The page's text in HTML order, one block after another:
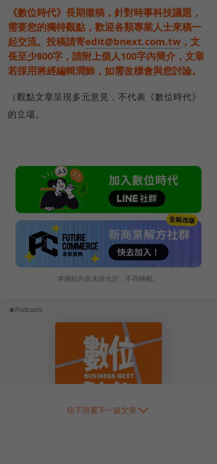
《數位時代》長期徵稿，針對時事科技議題，
需要您的獨特觀點，歡迎各類專業人士來稿一
起交流。投稿請寄edit@bnext.com.tw ，文
長至少800字，請附上個人100字內簡介，文章
若採用將經編輯潤飾，如需改標會與您討論。
（觀點文章呈現多元意見，不代表《數位時代》
的立場。
本網站內容未經允許，不得轉載。
往下滑看下一篇文章